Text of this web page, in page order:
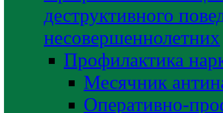
деструктивного
несовершеннолетних
Профилактика
Месячник
Оперативно-